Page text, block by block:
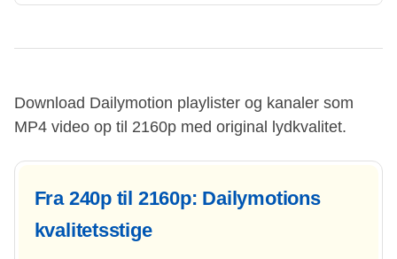
Download Dailymotion playlister og kanaler som
MP4 video op til 2160p med original lydkvalitet.
Fra 240p til 2160p: Dailymotions
kvalitetsstige